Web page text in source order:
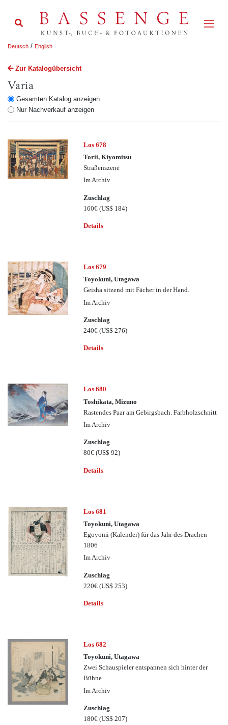
Deutsch / English
Zur Katalogübersicht
Varia
Gesamten Katalog anzeigen
Nur Nachverkauf anzeigen
Los 678
Torii, Kiyomitsu
Straßenszene
Im Archiv
Zuschlag
160€(US$ 184)
Details
Los 679
Toyokuni, Utagawa
Geisha sitzend mit Fächer in der Hand.
Im Archiv
Zuschlag
240€(US$ 276)
Details
Los 680
Toshikata, Mizuno
Rastendes Paar am Gebirgsbach. Farbholzschnitt
Im Archiv
Zuschlag
80€(US$ 92)
Details
Los 681
Toyokuni, Utagawa
Egoyomi (Kalender) für das Jahr des Drachen
1806
Im Archiv
Zuschlag
220€(US$ 253)
Details
Los 682
Toyokuni, Utagawa
Zwei Schauspieler entspannen sich hinter der
Bühne
Im Archiv
Zuschlag
180€(US$ 207)